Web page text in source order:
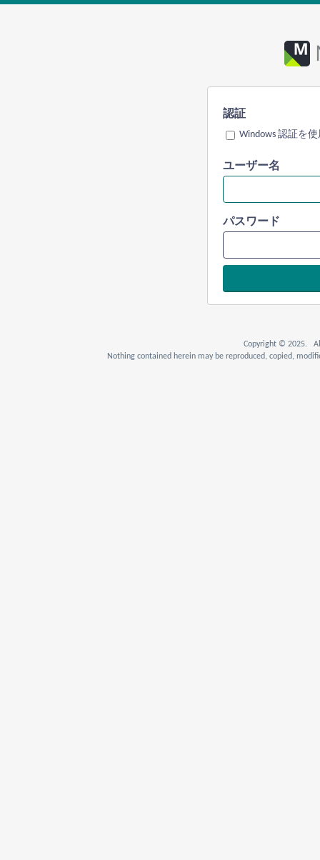
認証
Windows 認証を
ユーザー名
パスワード
Copyright © 2025. All
Nothing contained herein may be reproduced, copied,